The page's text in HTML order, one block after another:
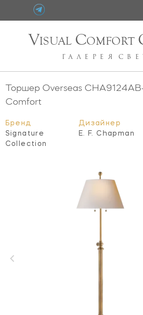
VISUAL COMFORT
ГАЛЕРЕЯ
Торшер Overseas
Comfort
Бренд
Signature
Collection
Дизайнер
E. F. Chapman